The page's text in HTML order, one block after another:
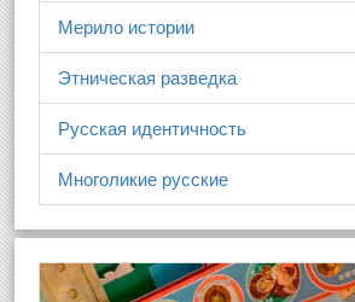
Мерило истории
Этническая разведка
Русская идентичность
Многоликие русские